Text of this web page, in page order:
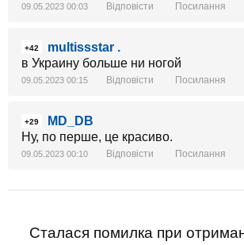
09.05.2023 00:03 Відповісти Посилання
+42
multissstar .
в Украину больше ни ногой
09.05.2023 00:15 Відповісти Посилання
+29
MD_DB
Ну, по перше, це красиво.
09.05.2023 00:10 Відповісти Посилання
Сталася помилка при